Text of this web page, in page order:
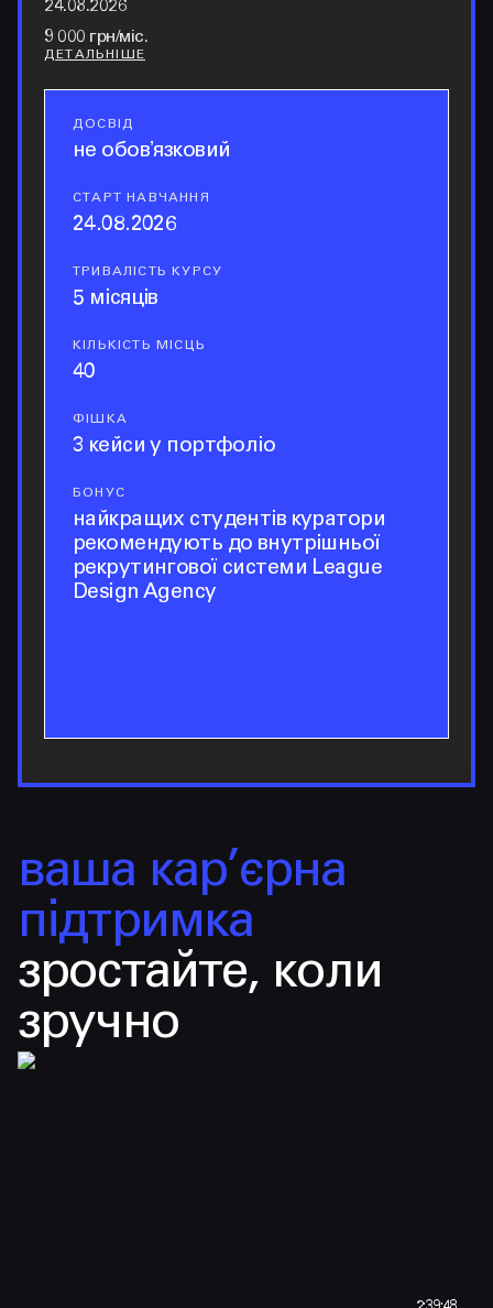
24.08.2026
9 000 грн/міс.
ДЕТАЛЬНІШЕ
досвід
ДОСВІД
не обовʼязковий
старт навчання
СТАРТ НАВЧАННЯ
24.08.2026
тривалість курсу
ТРИВАЛІСТЬ КУРСУ
5 місяців
кількість місць
КІЛЬКІСТЬ МІСЦЬ
40
фішка
ФІШКА
3 кейси у портфоліо
бонус
БОНУС
найкращих студентів куратори
рекомендують до внутрішньої
рекрутингової системи League
Design Agency
ваша кар’єрна
підтримка
зростайте, коли
зручно